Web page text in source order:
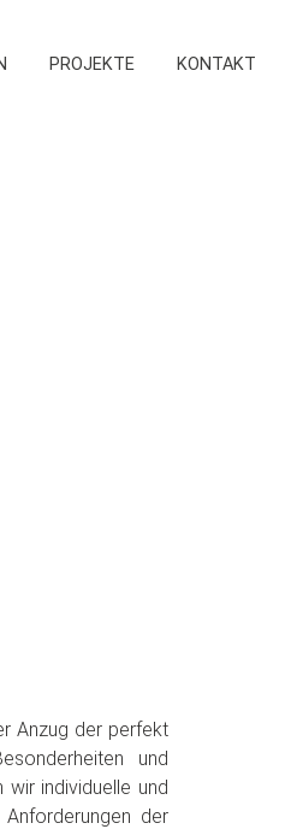
PROJEKTE KONTAKT
Anzug der perfekt
und
individuelle und
der